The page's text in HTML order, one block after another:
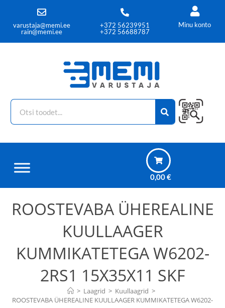
varustaja@memi.ee
rain@memi.ee
+372 56239951
+372 56688787
Minu konto
0,00€
ROOSTEVABA ÜHEREALINE
KUULLAAGER
KUMMIKATETEGA W6202-
2RS1 15X35X11 SKF
> Laagrid > Kuullaagrid >
ROOSTEVABA ÜHEREALINE KUULLAAGER KUMMIKATETEGA W6202-